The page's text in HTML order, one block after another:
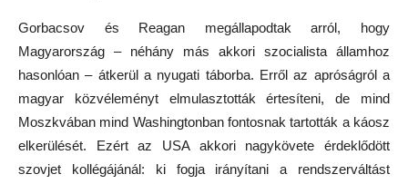
Gorbacsov és Reagan megállapodtak arról, hogy
Magyarország – néhány más akkori szocialista államhoz
hasonlóan – átkerül a nyugati táborba. Erről az apróságról a
magyar közvéleményt elmulasztották értesíteni, de mind
Moszkvában mind Washingtonban fontosnak tartották a káosz
elkerülését. Ezért az USA akkori nagykövete érdeklődött
szovjet kollégájánál: ki fogja irányítani a rendszerváltást